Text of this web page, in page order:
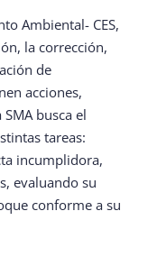
Ambiental- CES,
la corrección,
de
acciones,
busca el
tareas:
incumplidora,
evaluando su
conforme a su